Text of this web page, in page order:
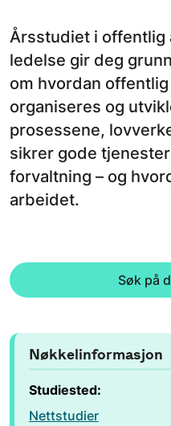
Årsstudiet i offentlig
ledelse gir deg
om hvordan
organiseres og
prosessene,
sikrer gode
forvaltning – og
arbeidet.
Søk på
Nøkkelinformasjon
Studiested:
Nettstudier